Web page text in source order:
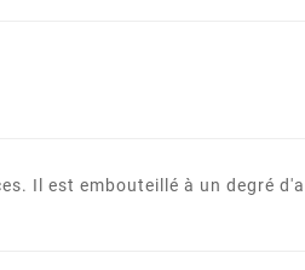
Il est embouteillé à un degré